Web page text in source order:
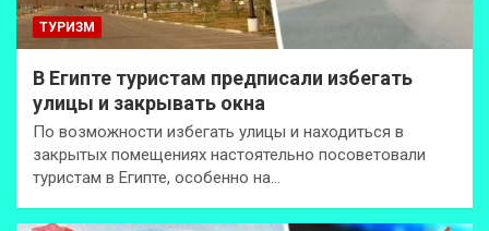
ТУРИЗМ
В Египте туристам предписали избегать
улицы и закрывать окна
По возможности избегать улицы и находиться в
закрытых помещениях настоятельно посоветовали
туристам в Египте, особенно на…